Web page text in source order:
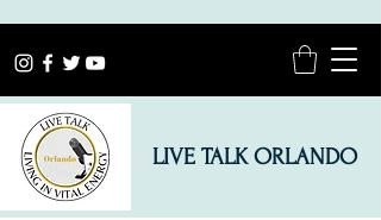
LIVE TALK ORLANDO